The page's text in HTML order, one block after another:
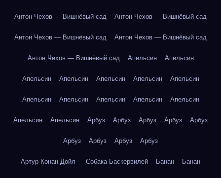
Антон Чехов — Вишнёвый сад Антон Чехов — Вишнёвый сад
Антон Чехов — Вишнёвый сад Антон Чехов — Вишнёвый сад
Антон Чехов — Вишнёвый сад Апельсин Апельсин
Апельсин Апельсин Апельсин Апельсин Апельсин
Апельсин Апельсин Апельсин Апельсин Апельсин
Апельсин Апельсин Арбуз Арбуз Арбуз Арбуз Арбуз
Арбуз Арбуз Арбуз Арбуз
Артур Конан Дойл — Собака Баскервилей Банан Банан